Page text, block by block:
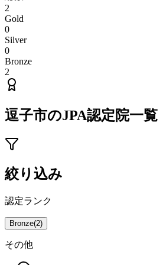
2
Gold
0
Silver
0
Bronze
2
逗子市のJPA認定院一覧
絞り込み
認定ランク
Bronze(2)
その他